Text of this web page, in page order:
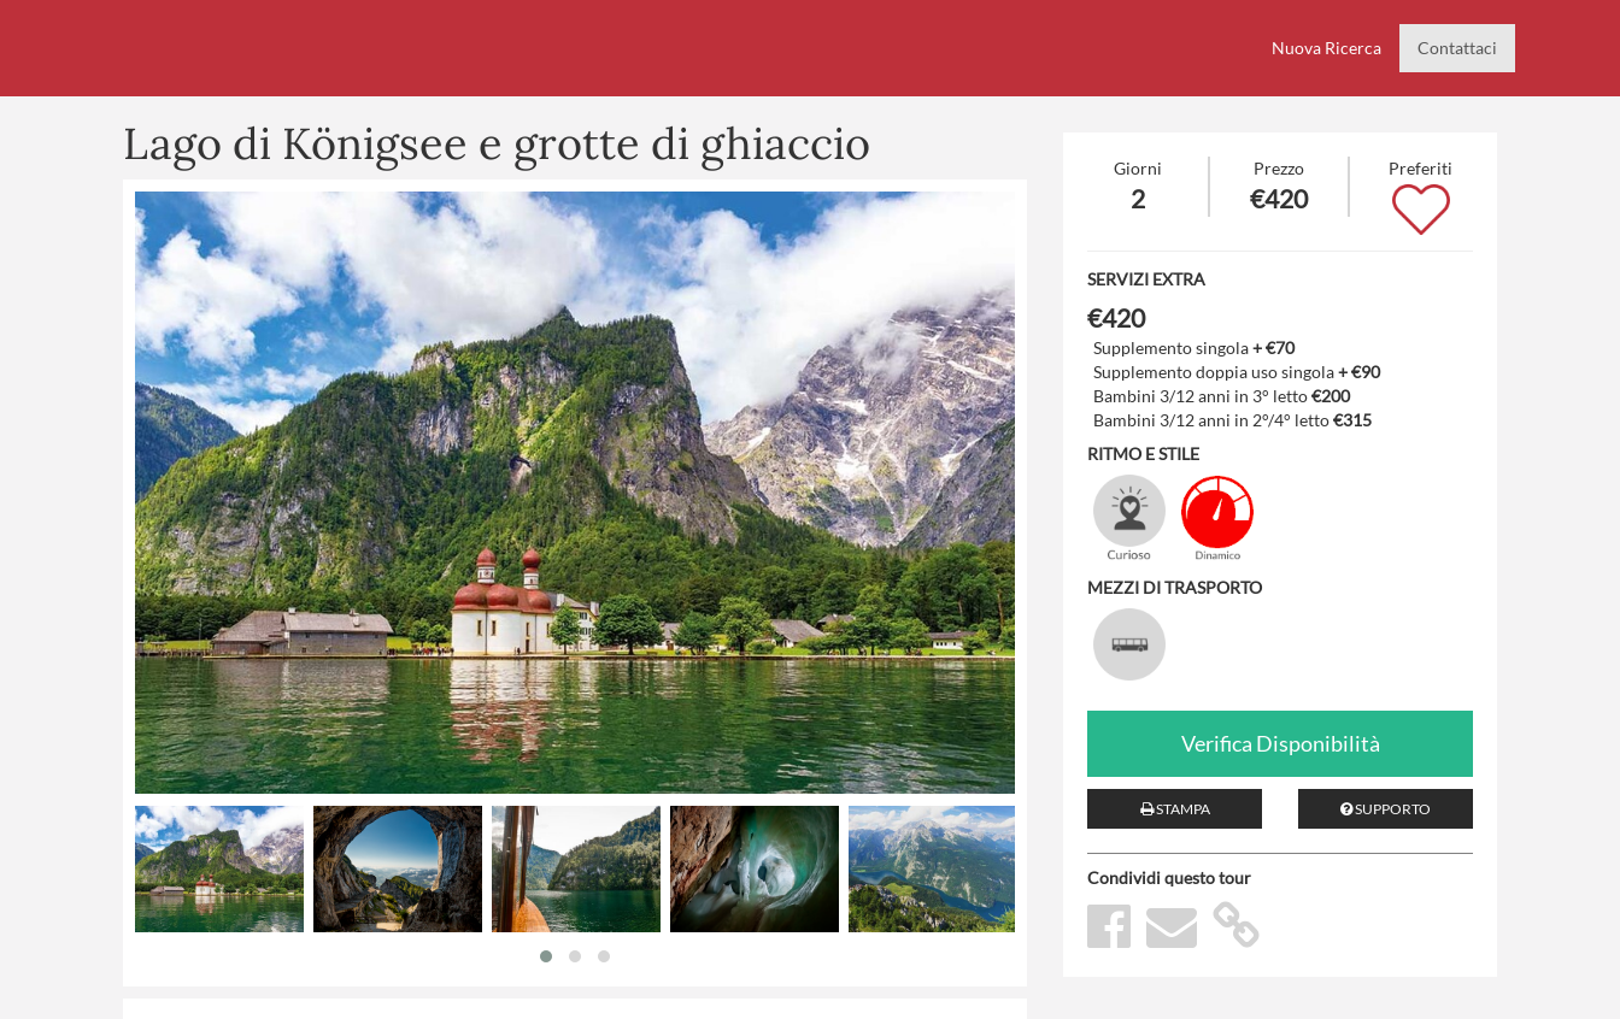
Nuova Ricerca Contattaci
Lago di Königsee e grotte di ghiaccio Giorni
2
Prezzo
€420
Preferiti
SERVIZI EXTRA
€420
Supplemento singola+ €70
Supplemento doppia uso singola+ €90
Bambini 3/12 anni in 3° letto€200
Bambini 3/12 anni in 2°/4° letto€315
RITMO E STILE
MEZZI DI TRASPORTO
Verifica Disponibilità
STAMPA SUPPORTO
Condividi questo tour